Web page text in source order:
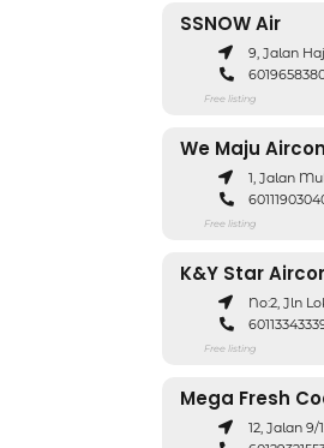
SSNOW Air
9, Jalan
Free listing
We Maju
1, Jalan
Free listing
K&Y Star
No:2, Jln
Free listing
Mega Fresh
12, Jalan